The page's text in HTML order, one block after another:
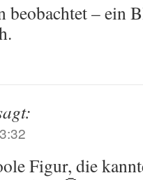
beobachtet – ein
Figur, die